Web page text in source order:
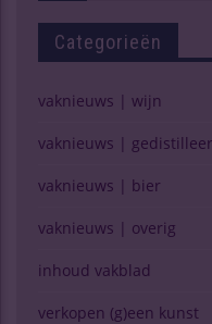
Categorieën
vaknieuws | wijn
vaknieuws |
vaknieuws | bier
vaknieuws | overig
inhoud vakblad
verkopen (g)een kunst